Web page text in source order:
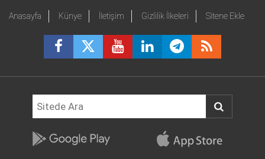
Anasayfa Künye İletişim Gizlilik İlkeleri Sitene Ekle